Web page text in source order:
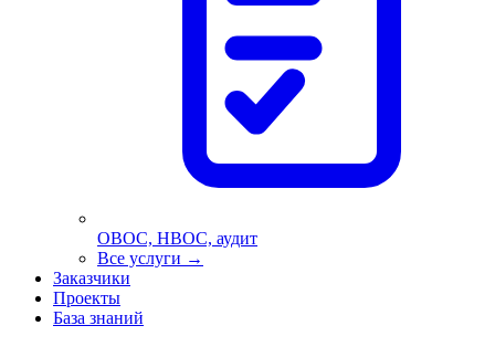
ОВОС, НВОС, аудит
Все услуги →
Заказчики
Проекты
База знаний